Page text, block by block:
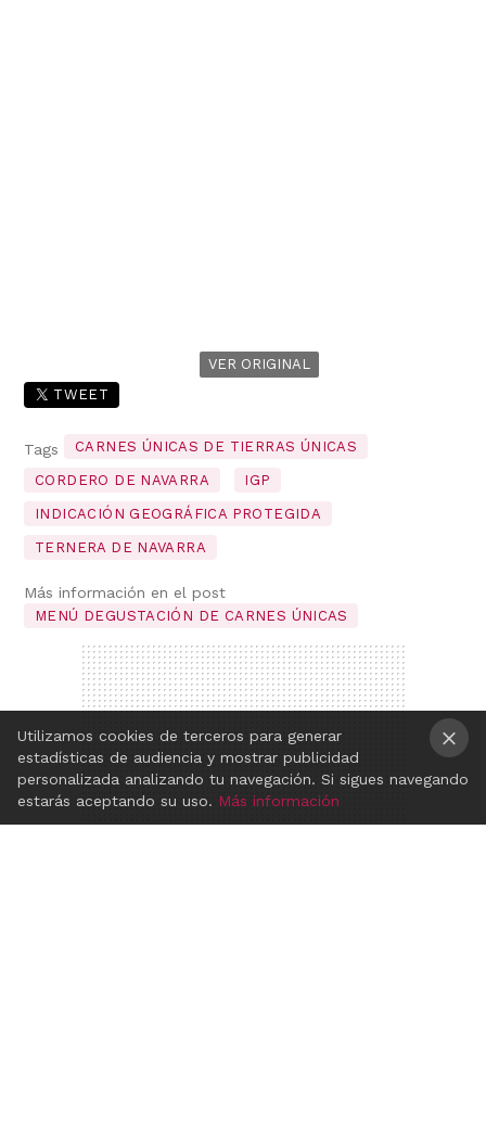
VER ORIGINAL
TWEET
Tags CARNES ÚNICAS DE TIERRAS ÚNICAS
CORDERO DE NAVARRA IGP
INDICACIÓN GEOGRÁFICA PROTEGIDA
TERNERA DE NAVARRA
Más información en el post
MENÚ DEGUSTACIÓN DE CARNES ÚNICAS
×
Utilizamos cookies de terceros para generar
estadísticas de audiencia y mostrar publicidad
personalizada analizando tu navegación. Si sigues navegando
estarás aceptando su uso. Más información